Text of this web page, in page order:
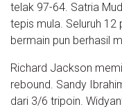
telak 97-64. Satria
tepis mula. Seluruh 12
bermain pun berhasil
Richard Jackson
rebound. Sandy
dari 3/6 tripoin.